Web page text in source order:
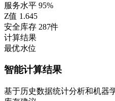
服务水平 95%
Z值 1.645
安全库存 287件
计算结果
最优水位
智能计算结果
基于历史数据统计分析和机器